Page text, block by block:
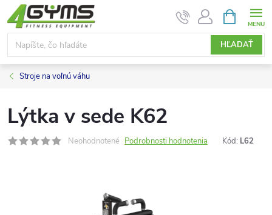
Prejsť
na
obsah
HĽADAŤ
KOŠÍK
Stroje na voľnú váhu
Lýtka v sede K62
Neohodnotené Podrobnosti hodnotenia Kód: L62